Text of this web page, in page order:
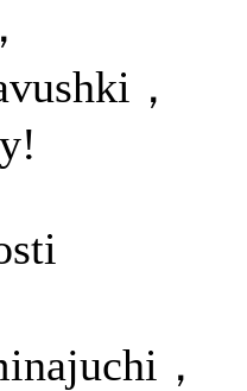
，
，